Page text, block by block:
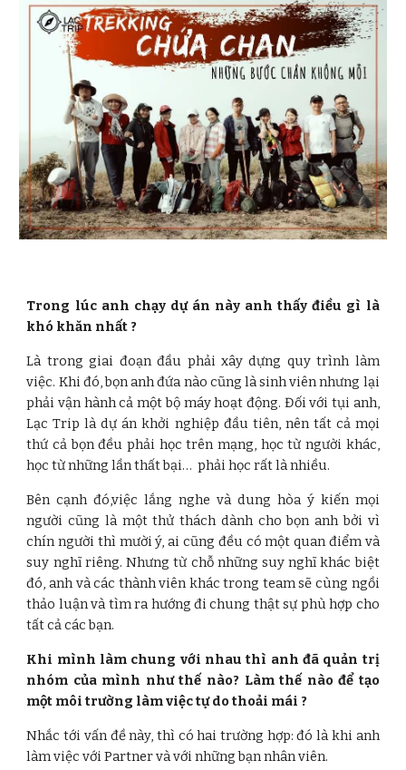
Trong lúc anh chạy dự án này anh thấy điều gì là
khó khăn nhất ?
Là trong giai đoạn đầu phải xây dựng quy trình làm
việc. Khi đó, bọn anh đứa nào cũng là sinh viên nhưng lại
phải vận hành cả một bộ máy hoạt động. Đối với tụi anh,
Lạc Trip là dự án khởi nghiệp đầu tiên, nên tất cả mọi
thứ cả bọn đều phải học trên mạng, học từ người khác,
học từ những lần thất bại… phải học rất là nhiều.
Bên cạnh đó,việc lắng nghe và dung hòa ý kiến mọi
người cũng là một thử thách dành cho bọn anh bởi vì
chín người thì mười ý, ai cũng đều có một quan điểm và
suy nghĩ riêng. Nhưng từ chỗ những suy nghĩ khác biệt
đó, anh và các thành viên khác trong team sẽ cùng ngồi
thảo luận và tìm ra hướng đi chung thật sự phù hợp cho
tất cả các bạn.
Khi mình làm chung với nhau thì anh đã quản trị
nhóm của mình như thế nào? Làm thế nào để tạo
một môi trường làm việc tự do thoải mái ?
Nhắc tới vấn đề này, thì có hai trường hợp: đó là khi anh
làm việc với Partner và với những bạn nhân viên.